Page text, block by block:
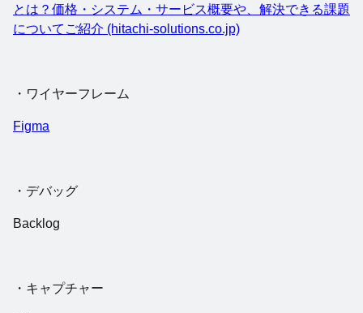
とは？価格・システム・サービス概要や、解決できる課題
についてご紹介 (hitachi-solutions.co.jp)
・ワイヤーフレーム
Figma
・デバッグ
Backlog
・キャプチャー